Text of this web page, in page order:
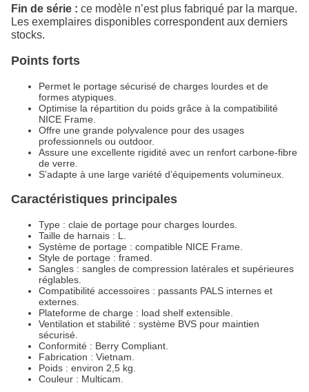
Fin de série : ce modèle n’est plus fabriqué par la marque.
Les exemplaires disponibles correspondent aux derniers
stocks.
Points forts
Permet le portage sécurisé de charges lourdes et de
formes atypiques.
Optimise la répartition du poids grâce à la compatibilité
NICE Frame.
Offre une grande polyvalence pour des usages
professionnels ou outdoor.
Assure une excellente rigidité avec un renfort carbone-fibre
de verre.
S’adapte à une large variété d’équipements volumineux.
Caractéristiques principales
Type : claie de portage pour charges lourdes.
Taille de harnais : L.
Système de portage : compatible NICE Frame.
Style de portage : framed.
Sangles : sangles de compression latérales et supérieures
réglables.
Compatibilité accessoires : passants PALS internes et
externes.
Plateforme de charge : load shelf extensible.
Ventilation et stabilité : système BVS pour maintien
sécurisé.
Conformité : Berry Compliant.
Fabrication : Vietnam.
Poids : environ 2,5 kg.
Couleur : Multicam.